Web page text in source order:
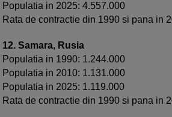
Populatia in 2025: 4.557.000
Rata de contractie din 1990 si pana in
12. Samara, Rusia
Populatia in 1990: 1.244.000
Populatia in 2010: 1.131.000
Populatia in 2025: 1.119.000
Rata de contractie din 1990 si pana in